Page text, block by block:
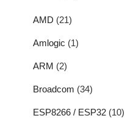
AMD (21)
Amlogic (1)
ARM (2)
Broadcom (34)
ESP8266 / ESP32 (10)